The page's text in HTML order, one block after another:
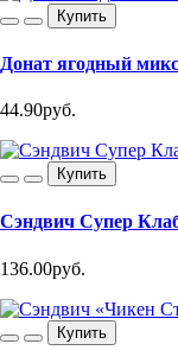
Купить
Донат ягодный
44.90руб.
Купить
Сэндвич Супер
136.00руб.
Купить